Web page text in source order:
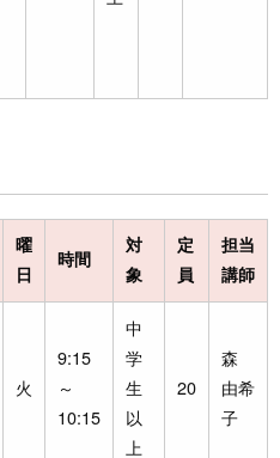
曜
日
時間
対
象
定
員
担当
講師
火
9:15
～
10:15
中
学
生
以
上
20
森
由希
子